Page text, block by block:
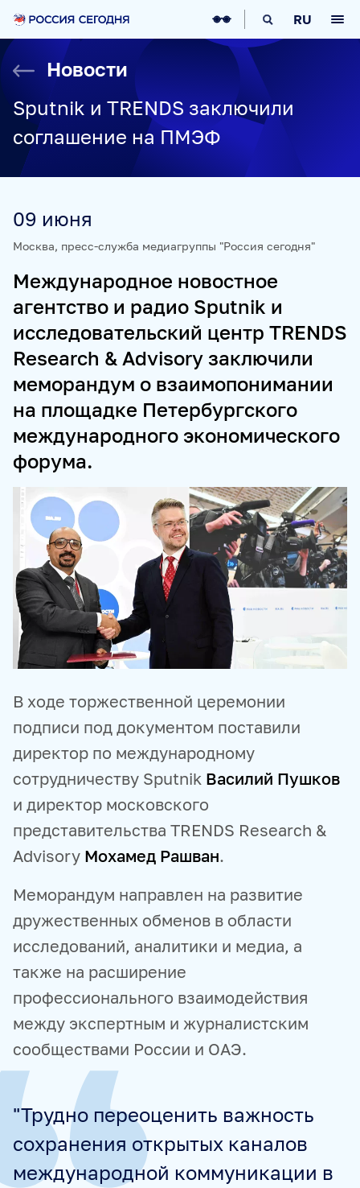
О НАС
О МЕДИАГРУППЕ
СОЦИАЛЬНАЯ ОТВЕТСТВЕННОСТЬ
РУКОВОДСТВО
КАРЬЕРА
СТАЖИРОВКА
IT-ВОЗМОЖНОСТИ
НОВОСТИ
КОНТАКТЫ
НАШИ СМИ
УКРАИНА.РУ
СОЦИАЛЬНЫЙ НАВИГАТОР
ARCTIC.RU
ПРОЕКТЫ
SPUTNIKPRO
КОНКУРС ИМЕНИ СТЕНИНА
ФЕСТИВАЛЬ KOKTEBEL JAZZ PARTY
ПОЖАЛУЙСТА, ДЫШИТЕ!
НЮРНБЕРГ. НАЧАЛО МИРА
ПРОДУКТЫ И СЕРВИСЫ
РЕКЛАМА И СПЕЦПРОЕКТЫ
РЕЙТИНГИ И АНАЛИТИКА
ПЕРЕВОДЫ
ФОТОХОСТИНГИ
ФОТОВЫСТАВКИ
ТРЕНИНГИ
МУЛЬТИМЕДИЙНЫЙ ПРЕСС-ЦЕНТР
RU
Новости
Sputnik и TRENDS заключили
соглашение на ПМЭФ
09 июня
Москва, пресс-служба медиагруппы "Россия сегодня"
Международное новостное
агентство и радио Sputnik и
исследовательский центр TRENDS
Research & Advisory заключили
меморандум о взаимопонимании
на площадке Петербургского
международного экономического
форума.
В ходе торжественной церемонии
подписи под документом поставили
директор по международному
сотрудничеству Sputnik Василий Пушков
и директор московского
представительства TRENDS Research &
Advisory Мохамед Рашван.
Меморандум направлен на развитие
дружественных обменов в области
исследований, аналитики и медиа, а
также на расширение
профессионального взаимодействия
между экспертным и журналистским
сообществами России и ОАЭ.
"Трудно переоценить важность
сохранения открытых каналов
международной коммуникации в